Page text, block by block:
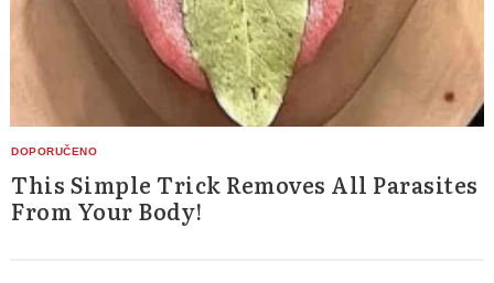
This Simple Trick Removes All Parasites
From Your Body!